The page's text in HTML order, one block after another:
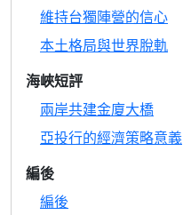
維持台獨陣營的信心
本土格局與世界脫軌
海峽短評
兩岸共建金廈大橋
亞投行的經濟策略意義
編後
編後